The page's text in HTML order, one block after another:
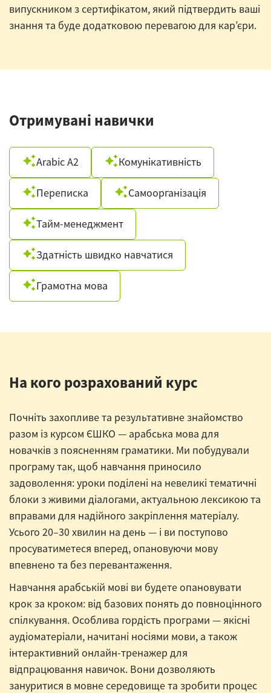
випускником з сертифікатом, який підтвердить ваші
знання та буде додатковою перевагою для кар’єри.
Отримувані навички
Arabic A2 Комунікативність
Переписка Самоорганізація
Тайм-менеджмент
Здатність швидко навчатися
Грамотна мова
На кого розрахований курс
Почніть захопливе та результативне знайомство
разом із курсом ЄШКО — арабська мова для
новачків з поясненням граматики. Ми побудували
програму так, щоб навчання приносило
задоволення: уроки поділені на невеликі тематичні
блоки з живими діалогами, актуальною лексикою та
вправами для надійного закріплення матеріалу.
Усього 20–30 хвилин на день — і ви поступово
просуватиметеся вперед, опановуючи мову
впевнено та без перевантаження.
Навчання арабській мові ви будете опановувати
крок за кроком: від базових понять до повноцінного
спілкування. Особлива гордість програми — якісні
аудіоматеріали, начитані носіями мови, а також
інтерактивний онлайн-тренажер для
відпрацювання навичок. Вони дозволяють
зануритися в мовне середовище та зробити процес